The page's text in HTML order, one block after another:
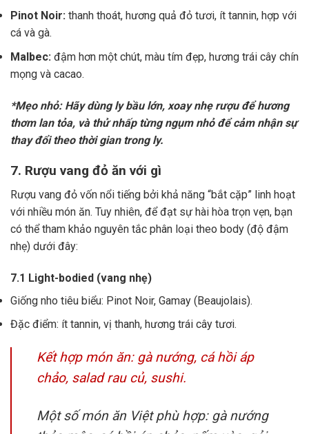
Pinot Noir: thanh thoát, hương quả đỏ tươi, ít tannin, hợp với
cá và gà.
Malbec: đậm hơn một chút, màu tím đẹp, hương trái cây chín
mọng và cacao.
*Mẹo nhỏ: Hãy dùng ly bầu lớn, xoay nhẹ rượu để hương
thơm lan tỏa, và thử nhấp từng ngụm nhỏ để cảm nhận sự
thay đổi theo thời gian trong ly.
7. Rượu vang đỏ ăn với gì
Rượu vang đỏ vốn nổi tiếng bởi khả năng “bắt cặp” linh hoạt
với nhiều món ăn. Tuy nhiên, để đạt sự hài hòa trọn vẹn, bạn
có thể tham khảo nguyên tắc phân loại theo body (độ đậm
nhẹ) dưới đây:
7.1 Light-bodied (vang nhẹ)
Giống nho tiêu biểu: Pinot Noir, Gamay (Beaujolais).
Đặc điểm: ít tannin, vị thanh, hương trái cây tươi.
Kết hợp món ăn: gà nướng, cá hồi áp
chảo, salad rau củ, sushi.
Một số món ăn Việt phù hợp: gà nướng